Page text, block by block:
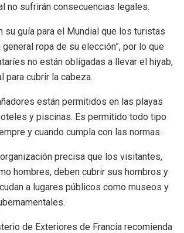
no sufrirán consecuencias legales.
su guía para el Mundial que los turistas
general ropa de su elección”, por lo que
no están obligadas a llevar el hiyab,
para cubrir la cabeza.
están permitidos en las playas
y piscinas. Es permitido todo tipo
y cuando cumpla con las normas.
precisa que los visitantes,
hombres, deben cubrir sus hombros y
a lugares públicos como museos y
de Exteriores de Francia recomienda